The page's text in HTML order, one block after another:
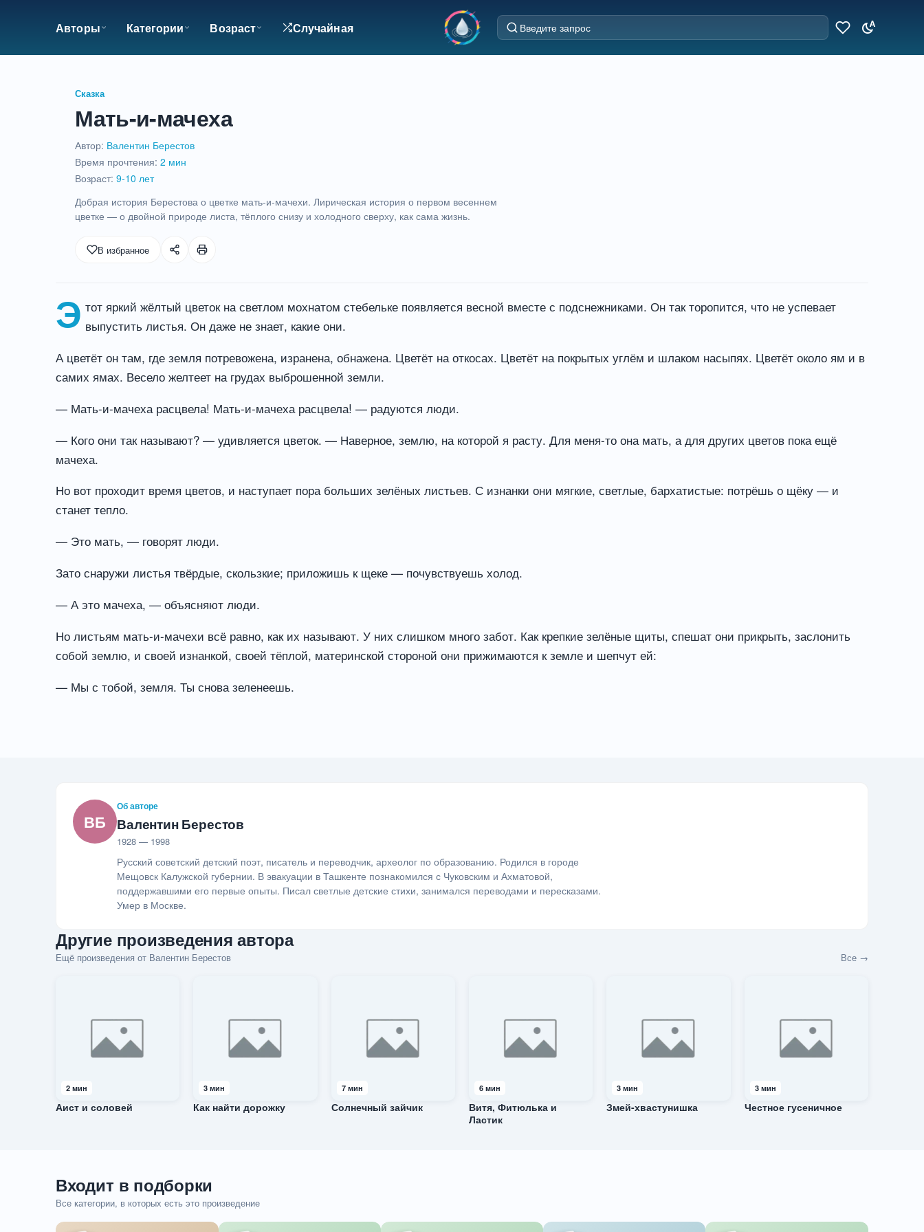
Авторы Категории Возраст Случайная
Сказка
Мать-и-мачеха
Автор: Валентин Берестов
Время прочтения:2 мин
Возраст:9-10 лет
Добрая история Берестова о цветке мать-и-мачехи. Лирическая история о первом весеннем
цветке — о двойной природе листа, тёплого снизу и холодного сверху, как сама жизнь.
В избранное
Э тот яркий жёлтый цветок на светлом мохнатом стебельке появляется весной вместе с подснежниками. Он так торопится, что не успевает
выпустить листья. Он даже не знает, какие они.
А цветёт он там, где земля потревожена, изранена, обнажена. Цветёт на откосах. Цветёт на покрытых углём и шлаком насыпях. Цветёт около ям и в
самих ямах. Весело желтеет на грудах выброшенной земли.
— Мать-и-мачеха расцвела! Мать-и-мачеха расцвела! — радуются люди.
— Кого они так называют? — удивляется цветок. — Наверное, землю, на которой я расту. Для меня-то она мать, а для других цветов пока ещё
мачеха.
Но вот проходит время цветов, и наступает пора больших зелёных листьев. С изнанки они мягкие, светлые, бархатистые: потрёшь о щёку — и
станет тепло.
— Это мать, — говорят люди.
Зато снаружи листья твёрдые, скользкие; приложишь к щеке — почувствуешь холод.
— А это мачеха, — объясняют люди.
Но листьям мать-и-мачехи всё равно, как их называют. У них слишком много забот. Как крепкие зелёные щиты, спешат они прикрыть, заслонить
собой землю, и своей изнанкой, своей тёплой, материнской стороной они прижимаются к земле и шепчут ей:
— Мы с тобой, земля. Ты снова зеленеешь.
ВБ
Об авторе
Валентин Берестов
1928 — 1998
Русский советский детский поэт, писатель и переводчик, археолог по образованию. Родился в городе
Мещовск Калужской губернии. В эвакуации в Ташкенте познакомился с Чуковским и Ахматовой,
поддержавшими его первые опыты. Писал светлые детские стихи, занимался переводами и пересказами.
Умер в Москве.
Другие произведения автора
Ещё произведения от Валентин Берестов Все →
2 мин
Аист и соловей
3 мин
Как найти дорожку
7 мин
Солнечный зайчик
6 мин
Витя, Фитюлька и
Ластик
3 мин
Змей-хвастунишка
3 мин
Честное гусеничное
Входит в подборки
Все категории, в которых есть это произведение